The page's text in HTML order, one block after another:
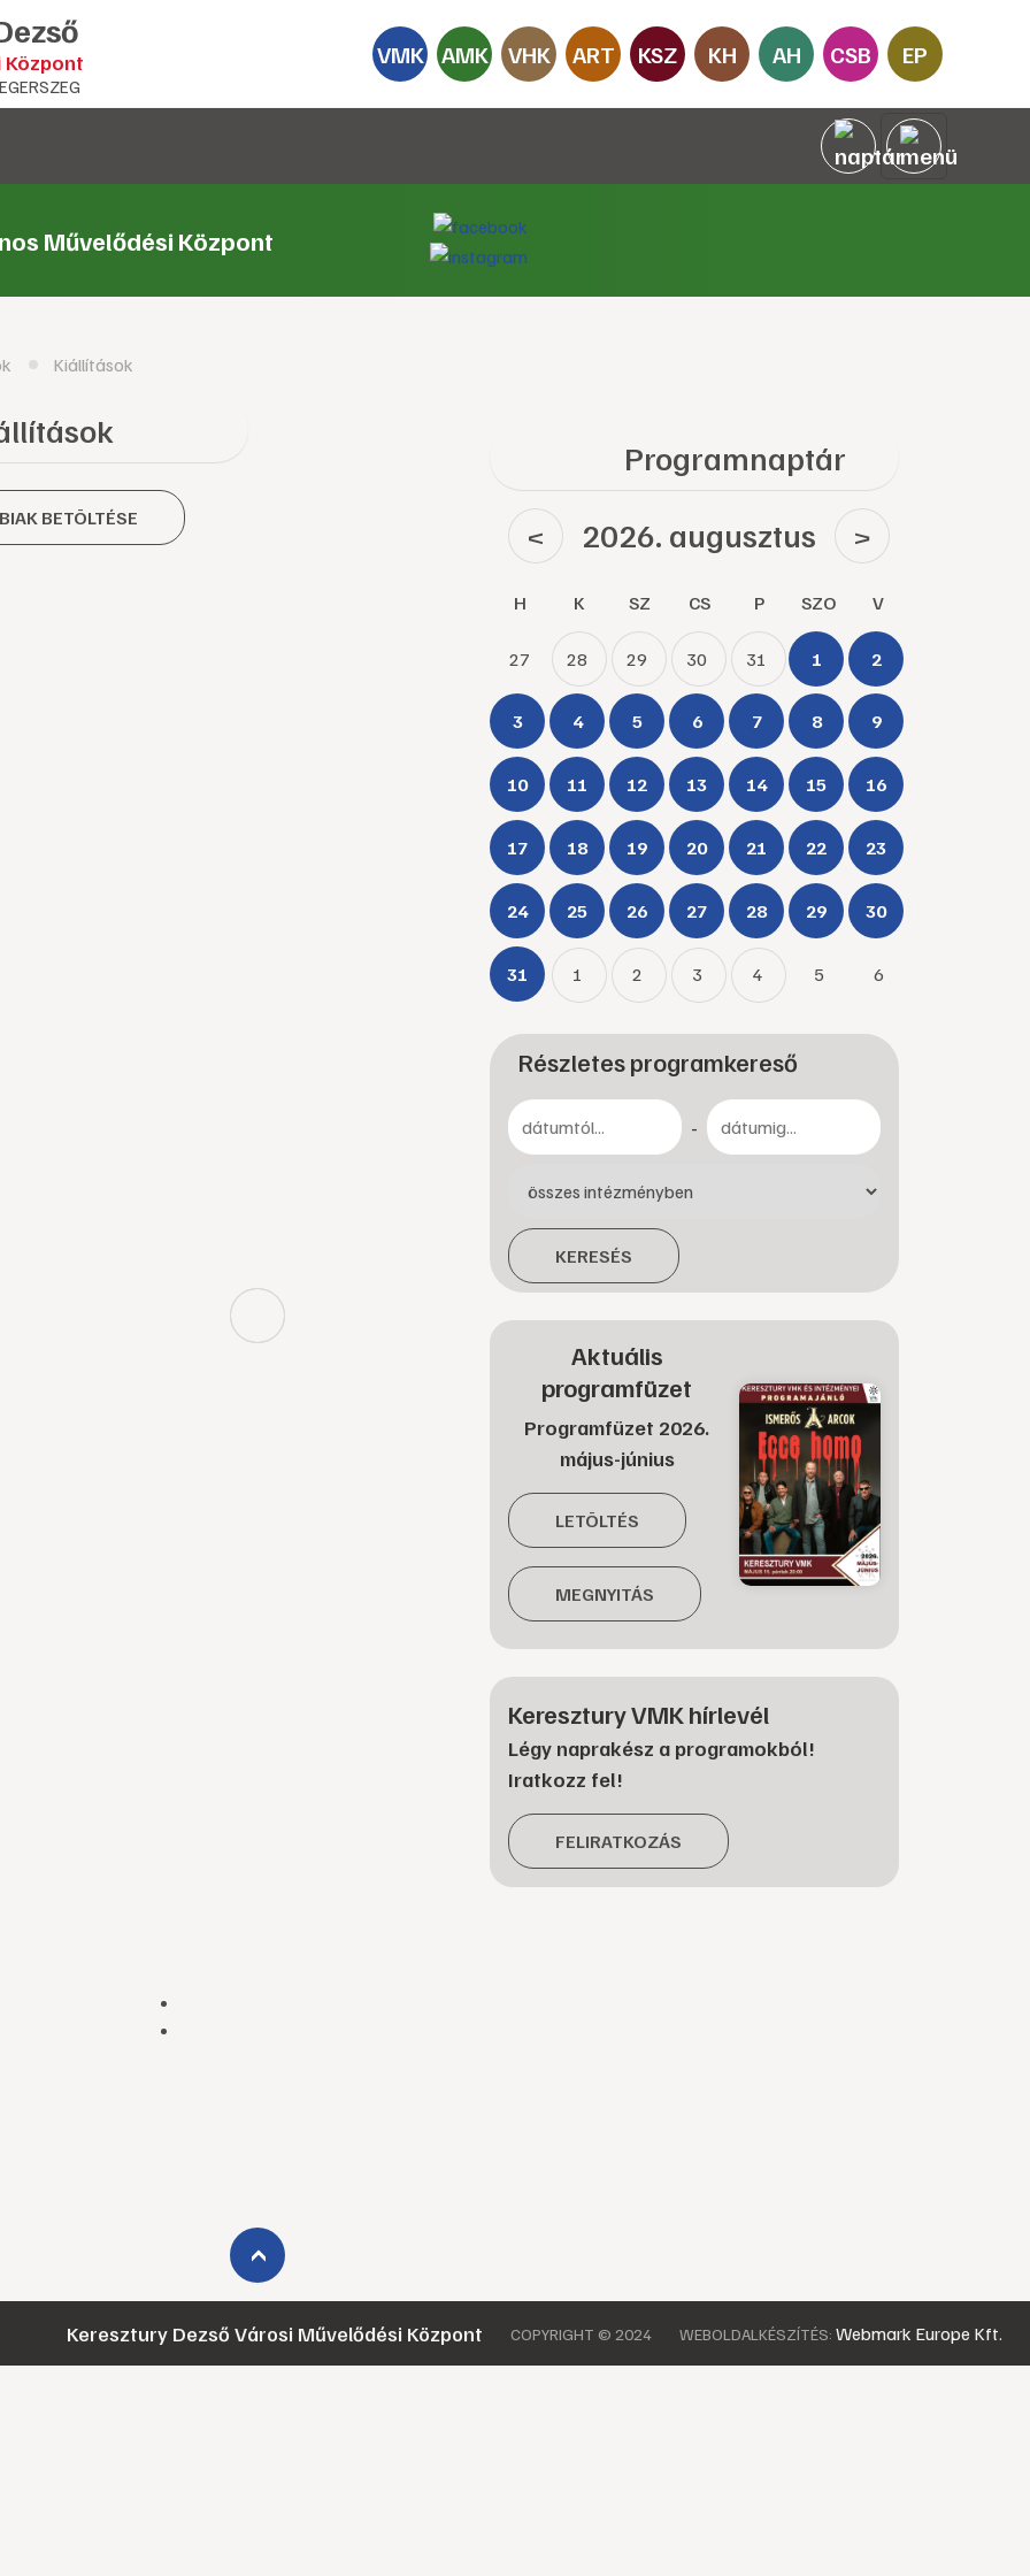
Központ VMK AMK VHK ART KSZ KH AH CSB EP
Művelődési Központ
Kiállítások
BETÖLTÉSE
Programnaptár
< 2026. augusztus >
H K SZ CS P SZO V
27 28 29 30 31 1 2
3 4 5 6 7 8 9
10 11 12 13 14 15 16
17 18 19 20 21 22 23
24 25 26 27 28 29 30
31 1 2 3 4 5 6
Részletes programkereső
-
KERESÉS
Aktuális
programfüzet
Programfüzet 2026.
május-június
LETÖLTÉS
MEGNYITÁS
Keresztury VMK hírlevél
Légy naprakész a programokból!
Iratkozz fel!
FELIRATKOZÁS
›
Keresztury Dezső Városi Művelődési Központ COPYRIGHT © 2024 WEBOLDALKÉSZÍTÉS: Webmark Europe Kft.